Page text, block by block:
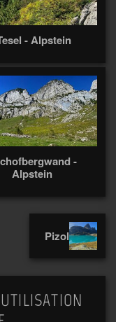
- Alpstein
-
Alpstein
Pizol